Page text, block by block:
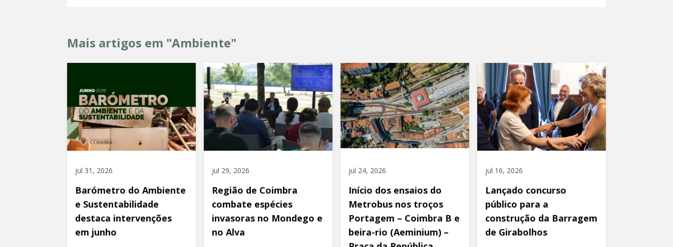
Mais artigos em "Ambiente"
jul 31, 2026
Barómetro do Ambiente
e Sustentabilidade
destaca intervenções
em junho
jul 29, 2026
Região de Coimbra
combate espécies
invasoras no Mondego e
no Alva
jul 24, 2026
Início dos ensaios do
Metrobus nos troços
Portagem – Coimbra B e
beira-rio (Aeminium) –
jul 16, 2026
Lançado concurso
público para a
construção da Barragem
de Girabolhos